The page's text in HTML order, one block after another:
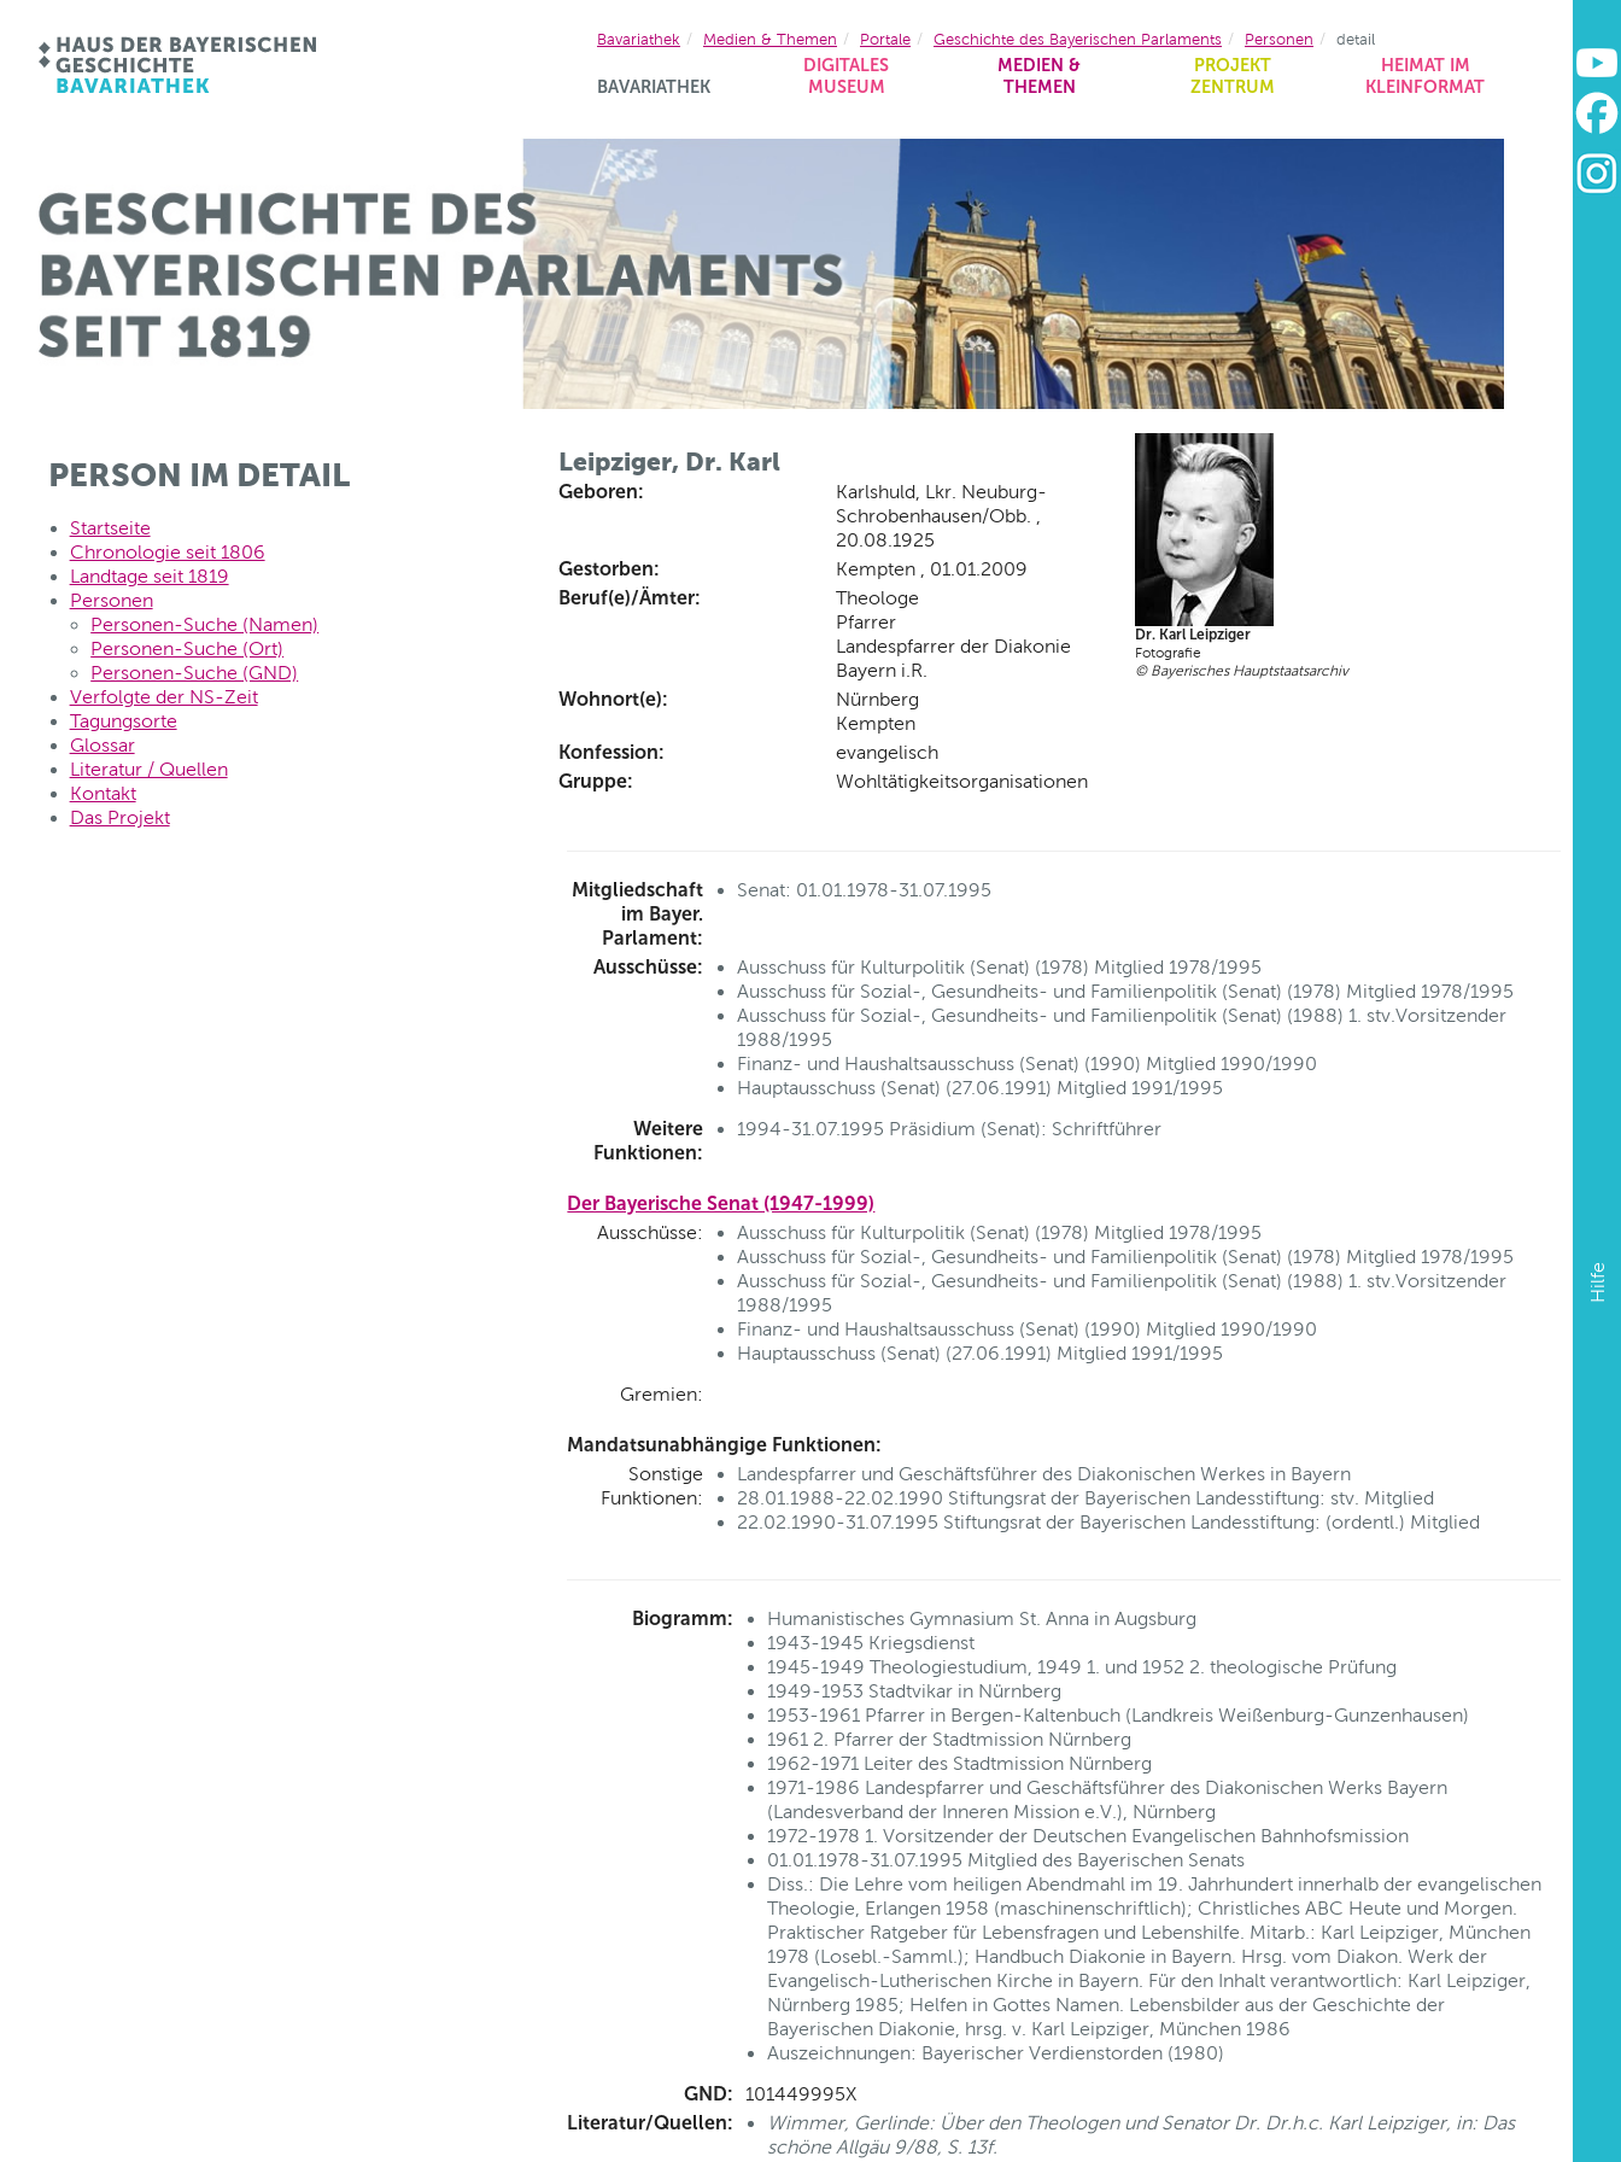
BAVARIATHEK
DIGITALES
MUSEUM
MEDIEN &
THEMEN
PROJEKT
ZENTRUM
HEIMAT IM
KLEINFORMAT
Hilfe
Bavariathek Medien & Themen Portale Geschichte des Bayerischen Parlaments Personen detail
PERSON IM DETAIL
Startseite
Chronologie seit 1806
Landtage seit 1819
Personen
Personen-Suche (Namen)
Personen-Suche (Ort)
Personen-Suche (GND)
Verfolgte der NS-Zeit
Tagungsorte
Glossar
Literatur / Quellen
Kontakt
Das Projekt
Leipziger, Dr. Karl
Geboren:
Karlshuld, Lkr. Neuburg-
Schrobenhausen/Obb. ,
20.08.1925
Gestorben: Kempten , 01.01.2009
Beruf(e)/Ämter:
Theologe
Pfarrer
Landespfarrer der Diakonie
Bayern i.R.
Wohnort(e):
Nürnberg
Kempten
Konfession: evangelisch
Gruppe: Wohltätigkeitsorganisationen
Dr. Karl Leipziger
Fotografie
© Bayerisches Hauptstaatsarchiv
Mitgliedschaft
im Bayer.
Parlament:
Senat: 01.01.1978-31.07.1995
Ausschüsse:
Ausschuss für Kulturpolitik (Senat) (1978) Mitglied 1978/1995
Ausschuss für Sozial-, Gesundheits- und Familienpolitik (Senat) (1978) Mitglied 1978/1995
Ausschuss für Sozial-, Gesundheits- und Familienpolitik (Senat) (1988) 1. stv.Vorsitzender
1988/1995
Finanz- und Haushaltsausschuss (Senat) (1990) Mitglied 1990/1990
Hauptausschuss (Senat) (27.06.1991) Mitglied 1991/1995
Weitere
Funktionen:
1994-31.07.1995 Präsidium (Senat): Schriftführer
Der Bayerische Senat (1947-1999)
Ausschüsse:
Ausschuss für Kulturpolitik (Senat) (1978) Mitglied 1978/1995
Ausschuss für Sozial-, Gesundheits- und Familienpolitik (Senat) (1978) Mitglied 1978/1995
Ausschuss für Sozial-, Gesundheits- und Familienpolitik (Senat) (1988) 1. stv.Vorsitzender
1988/1995
Finanz- und Haushaltsausschuss (Senat) (1990) Mitglied 1990/1990
Hauptausschuss (Senat) (27.06.1991) Mitglied 1991/1995
Gremien:
Mandatsunabhängige Funktionen:
Sonstige
Funktionen:
Landespfarrer und Geschäftsführer des Diakonischen Werkes in Bayern
28.01.1988-22.02.1990 Stiftungsrat der Bayerischen Landesstiftung: stv. Mitglied
22.02.1990-31.07.1995 Stiftungsrat der Bayerischen Landesstiftung: (ordentl.) Mitglied
Biogramm:
Humanistisches Gymnasium St. Anna in Augsburg
1943-1945 Kriegsdienst
1945-1949 Theologiestudium, 1949 1. und 1952 2. theologische Prüfung
1949-1953 Stadtvikar in Nürnberg
1953-1961 Pfarrer in Bergen-Kaltenbuch (Landkreis Weißenburg-Gunzenhausen)
1961 2. Pfarrer der Stadtmission Nürnberg
1962-1971 Leiter des Stadtmission Nürnberg
1971-1986 Landespfarrer und Geschäftsführer des Diakonischen Werks Bayern
(Landesverband der Inneren Mission e.V.), Nürnberg
1972-1978 1. Vorsitzender der Deutschen Evangelischen Bahnhofsmission
01.01.1978-31.07.1995 Mitglied des Bayerischen Senats
Diss.: Die Lehre vom heiligen Abendmahl im 19. Jahrhundert innerhalb der evangelischen
Theologie, Erlangen 1958 (maschinenschriftlich); Christliches ABC Heute und Morgen.
Praktischer Ratgeber für Lebensfragen und Lebenshilfe. Mitarb.: Karl Leipziger, München
1978 (Losebl.-Samml.); Handbuch Diakonie in Bayern. Hrsg. vom Diakon. Werk der
Evangelisch-Lutherischen Kirche in Bayern. Für den Inhalt verantwortlich: Karl Leipziger,
Nürnberg 1985; Helfen in Gottes Namen. Lebensbilder aus der Geschichte der
Bayerischen Diakonie, hrsg. v. Karl Leipziger, München 1986
Auszeichnungen: Bayerischer Verdienstorden (1980)
GND: 101449995X
Literatur/Quellen:
Wimmer, Gerlinde: Über den Theologen und Senator Dr. Dr.h.c. Karl Leipziger, in: Das
schöne Allgäu 9/88, S. 13f.